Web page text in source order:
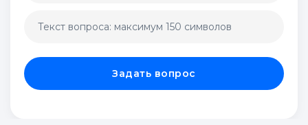
Задать вопрос